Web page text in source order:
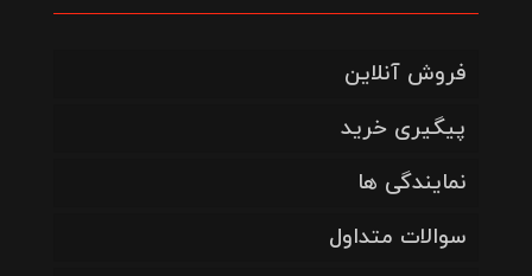
فروش آنلاین
پیگیری خرید
نمایندگی ها
سوالات متداول